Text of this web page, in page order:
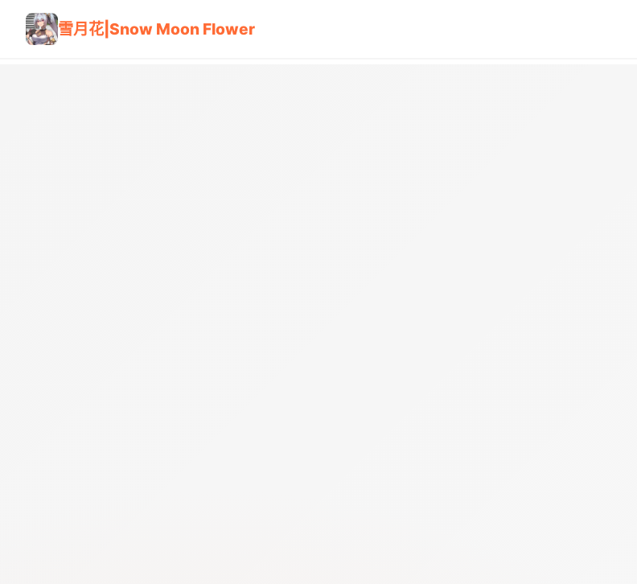
雪月花|Snow Moon Flower